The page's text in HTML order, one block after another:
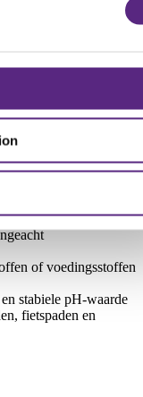
en toepasbaarheid in
voorkomt
en
of voedingsstoffen
stabiele pH-waarde
fietspaden en